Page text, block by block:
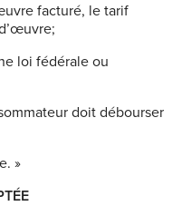
facturé, le tarif
loi fédérale ou
doit débourser
»